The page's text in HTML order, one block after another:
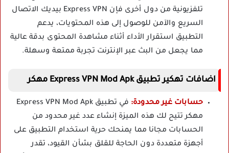
تلفزيونية من دول أخرى فإن Express VPN بيديك الاتصال
السريع والآمن للوصول إلى هذه المحتويات، يدعم
التطبيق استقرار الأداء أثناء مشاهدة المحتوى بدقة عالية
مما يجعل من البث عبر الإنترنت تجربة ممتعة وسهلة.
اضافات تهكير تطبيق Express VPN Mod Apk مهكر
حسابات غير محدودة:
في تطبيق Express VPN Mod Apk
مهكر تتيح لك هذه الميزة إنشاء عدد غير محدود من
الحسابات مجانا مما يمنحك حرية استخدام التطبيق على
أجهزة متعددة دون الحاجة للقلق بشأن القيود، تقدر